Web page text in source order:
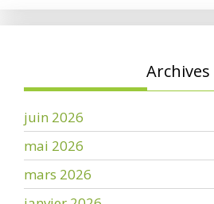
Archives
juin 2026
mai 2026
mars 2026